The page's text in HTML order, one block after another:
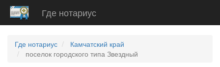
Где нотариус
Где нотариус
Камчатский край
поселок городского типа Звездный